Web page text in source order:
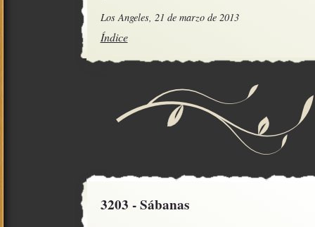
Los Angeles, 21 de marzo de 2013
Índice
3203 - Sábanas